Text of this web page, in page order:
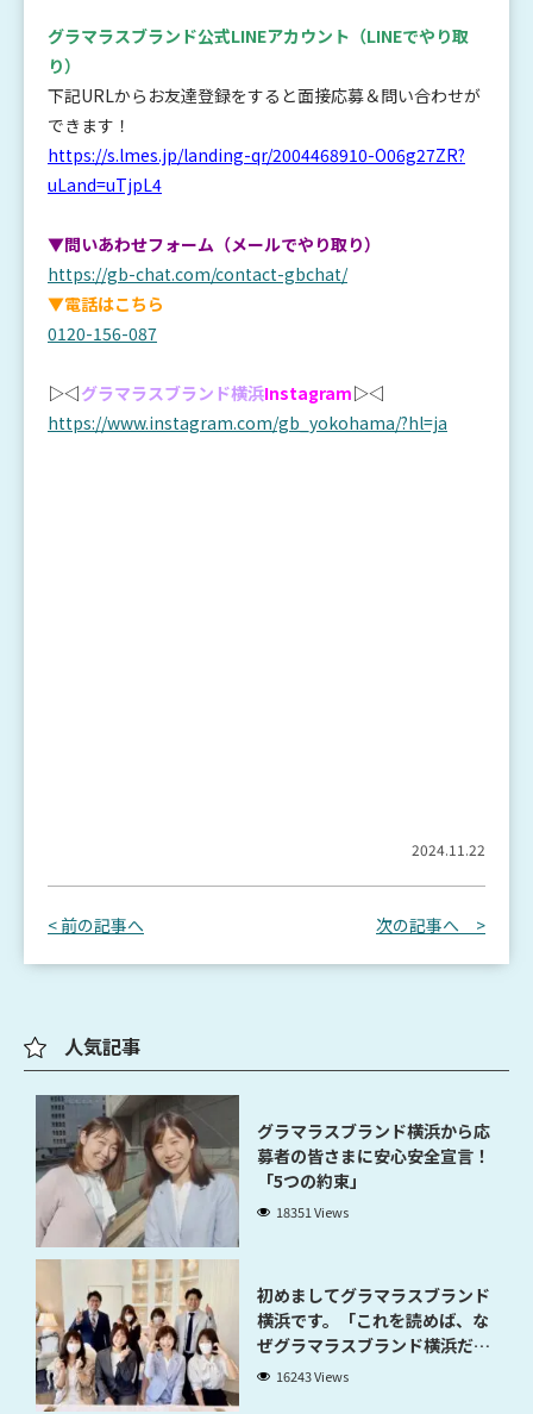
グラマラスブランド公式LINEアカウント （LINEでやり取
り）
下記URLからお友達登録をすると面接応募＆問い合わせが
できます！
https://s.lmes.jp/landing-qr/2004468910-O06g27ZR?
uLand=uTjpL4
▼問いあわせフォーム（メールでやり取り）
https://gb-chat.com/contact-gbchat/
▼電話はこちら
0120-156-087
▷◁グラマラスブランド横浜Instagram▷◁
https://www.instagram.com/gb_yokohama/?hl=ja
2024.11.22
< 前の記事へ 次の記事へ >
人気記事
グラマラスブランド横浜から応
募者の皆さまに安心安全宣言！
「5つの約束」
18351 Views
初めましてグラマラスブランド
横浜です。「これを読めば、な
ぜグラマラスブランド横浜だと
稼げるのかが分かります」
16243 Views